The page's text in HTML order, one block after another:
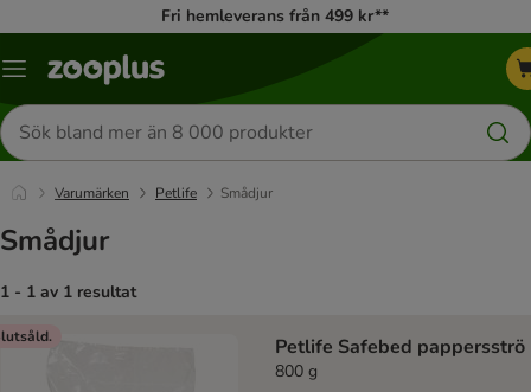
Fri hemleverans från 499 kr**
Katalogmeny
Sök
efter
produkter
Varumärken Petlife Smådjur
Smådjur
1 - 1 av 1 resultat
product items have been changed
Petlife Safebed pappersströ
800 g